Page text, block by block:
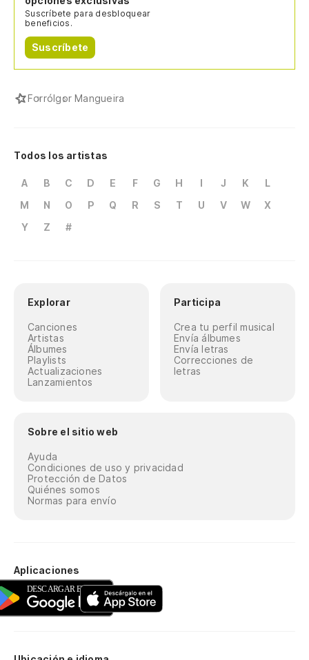
Suscríbete para desbloquear
beneficios.
Suscríbete
ForróIgor Mangueira
Todos los artistas
A B C D E F G H I J K
L
M
N O P Q R S T U V W
X
Y
Z #
Explorar
Canciones
Artistas
Álbumes
Playlists
Actualizaciones
Lanzamientos
Participa
Crea tu perfil musical
Envía álbumes
Envía letras
Correcciones de
letras
Sobre el sitio web
Ayuda
Condiciones de uso y privacidad
Protección de Datos
Quiénes somos
Normas para envío
Aplicaciones